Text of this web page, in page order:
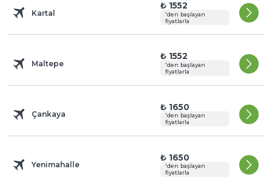
Kartal
₺ 1552
'den başlayan
fiyatlarla
Maltepe
₺ 1552
'den başlayan
fiyatlarla
Çankaya
₺ 1650
'den başlayan
fiyatlarla
Yenimahalle
₺ 1650
'den başlayan
fiyatlarla